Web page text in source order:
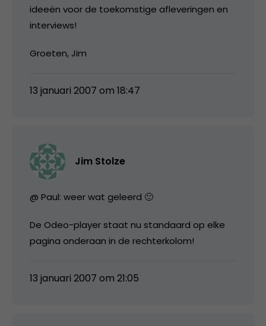
ideeën voor de toekomstige afleveringen en
interviews!
Groeten, Jim
13 januari 2007 om 18:47
Jim Stolze
@ Paul: weer wat geleerd 🙂
De Odeo-player staat nu standaard op elke
pagina onderaan in de rechterkolom!
13 januari 2007 om 21:05